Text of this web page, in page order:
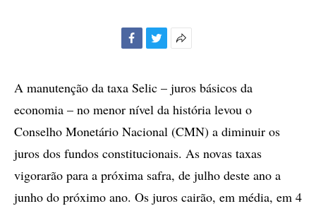
compartilhamento
A manutenção da taxa Selic – juros básicos da
economia – no menor nível da história levou o
Conselho Monetário Nacional (CMN) a diminuir os
juros dos fundos constitucionais. As novas taxas
vigorarão para a próxima safra, de julho deste ano a
junho do próximo ano. Os juros cairão, em média, em 4